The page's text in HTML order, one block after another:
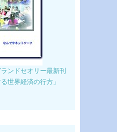
ンドセオリー最新刊
世界経済の行方」